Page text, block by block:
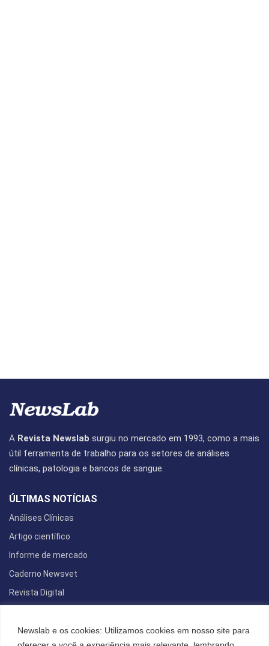
Newslab e os cookies: Utilizamos cookies em nosso site para
A Revista Newslab surgiu no mercado em 1993, como a mais
útil ferramenta de trabalho para os setores de análises
clínicas, patologia e bancos de sangue.
ÚLTIMAS NOTÍCIAS
Análises Clínicas
Artigo científico
Informe de mercado
Caderno Newsvet
Revista Digital